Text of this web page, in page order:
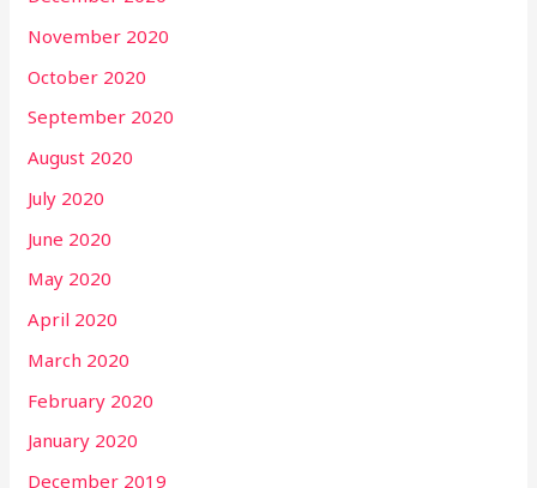
November 2020
October 2020
September 2020
August 2020
July 2020
June 2020
May 2020
April 2020
March 2020
February 2020
January 2020
December 2019